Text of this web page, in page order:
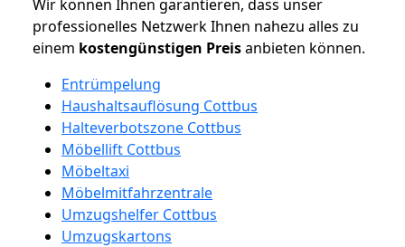
Wir können Ihnen garantieren, dass unser
professionelles Netzwerk Ihnen nahezu alles zu
einem kostengünstigen Preisanbieten können.
Entrümpelung
Haushaltsauflösung Cottbus
Halteverbotszone Cottbus
Möbellift Cottbus
Möbeltaxi
Möbelmitfahrzentrale
Umzugshelfer Cottbus
Umzugskartons